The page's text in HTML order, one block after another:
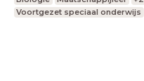
Voortgezet speciaal onderwijs